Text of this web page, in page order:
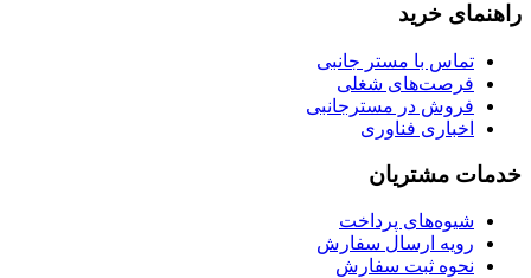
راهنمای خرید
تماس با مستر جانبی
فرصت‌های شغلی
فروش در مسترجانبی
اخباری فناوری
خدمات مشتریان
شیوه‌های پرداخت
رویه ارسال سفارش
نحوه ثبت سفارش